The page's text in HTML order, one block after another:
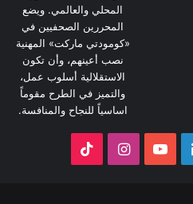
المحلي والعالمي. ويضع
المحررين الصحفيين في
«كومودتي ماركت» المهنية
نصب أعينهم، وأن تكون
الاستقلالية أسلوب عمل،
والتميز في الطرح مقوماً
اساسياً للنجاح والمنافسة.
لينكدإنيوتيوبانستقرام